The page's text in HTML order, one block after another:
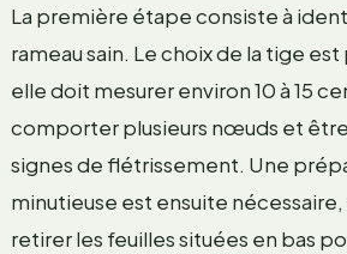
La première étape consiste à
rameau sain. Le choix de la tige
elle doit mesurer environ 10 à 15
comporter plusieurs nœuds et
signes de flétrissement. Une
minutieuse est ensuite
retirer les feuilles situées en bas